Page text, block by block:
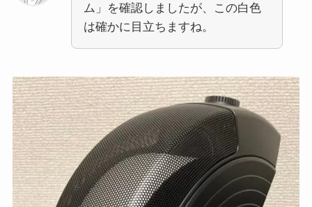
ム」を確認しましたが、この白色
は確かに目立ちますね。